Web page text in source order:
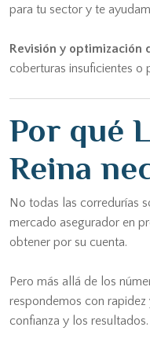
para tu sector y te
Revisión y optimización
coberturas insuficientes o
Por qué
Reina
No todas las corredurías
mercado asegurador en
obtener por su cuenta.
Pero más allá de los
respondemos con rapidez
confianza y los resultados.